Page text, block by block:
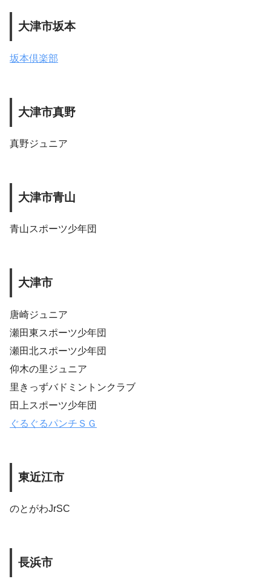
大津市坂本
坂本倶楽部
大津市真野
真野ジュニア
大津市青山
青山スポーツ少年団
大津市
唐崎ジュニア
瀬田東スポーツ少年団
瀬田北スポーツ少年団
仰木の里ジュニア
里きっずバドミントンクラブ
田上スポーツ少年団
ぐるぐるパンチＳＧ
東近江市
のとがわJrSC
長浜市